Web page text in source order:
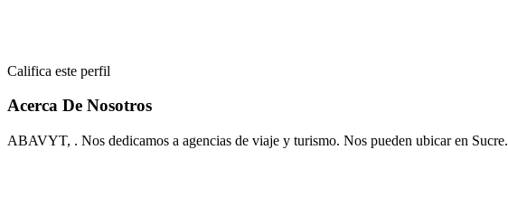
Califica este perfil
Acerca De Nosotros
ABAVYT, . Nos dedicamos a agencias de viaje y turismo. Nos pueden ubicar en Sucre.